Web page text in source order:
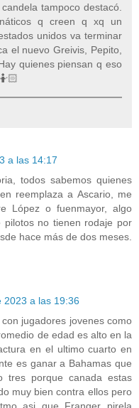
tampoco destacó.
q creen q xq un
unidos va terminar
el nuevo Greivis, Pepito,
quienes piensan q eso
a las 14:17
todos sabemos quienes
reemplaza a Ascario, me
López o fuenmayor, algo
no tienen rodaje por
hace más de dos meses.
2023 a las 19:36
jugadores jovenes como
de edad es alto en la
en el ultimo cuarto en
es ganar a Bahamas que
tres porque canada estas
muy bien contra ellos pero